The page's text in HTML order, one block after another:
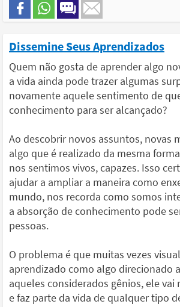
Dissemine Seus Aprendizados
Quem não gosta de aprender algo
a vida ainda pode trazer algumas
novamente aquele sentimento de
conhecimento para ser alcançado?
Ao descobrir novos assuntos, novas
algo que é realizado da mesma
nos sentimos vivos, capazes. Isso
ajudar a ampliar a maneira como
mundo, nos recorda como somos
a absorção de conhecimento pode
pessoas.
O problema é que muitas vezes
aprendizado como algo direcionado
aqueles considerados gênios, ele
e faz parte da vida de qualquer tipo